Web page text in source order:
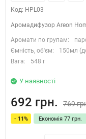
Код: HPL03
Аромадифузор Areon
Аромати по групам:
Ємність, об'єм:
150мл
Вага:
548 г
У наявності
692 грн. 769
- 11% Економія 77 грн.